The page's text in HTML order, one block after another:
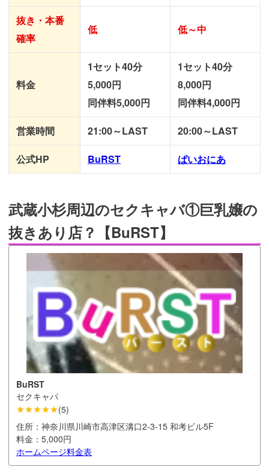
抜き・本番
確率
低 低～中
料金
1セット40分
5,000円
同伴料5,000円
1セット40分
8,000円
同伴料4,000円
営業時間 21:00～LAST 20:00～LAST
公式HP BuRST ぱいおにあ
武蔵小杉周辺のセクキャバ①巨乳嬢の
抜きあり店？【BuRST】
BuRST
セクキャバ
★★★★★(5)
住所： 神奈川県川崎市高津区溝口2-3-15 和考ビル5F
料金： 5,000円
ホームページ料金表